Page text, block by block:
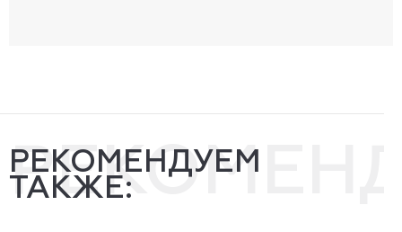
РЕКОМЕНДУЕМ
ТАКЖЕ: